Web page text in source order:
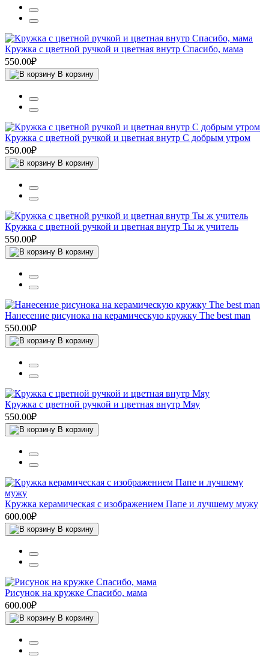
Кружка с цветной ручкой и цветная внутр Спасибо, мама
550.00₽
В корзину
Кружка с цветной ручкой и цветная внутр С добрым утром
550.00₽
В корзину
Кружка с цветной ручкой и цветная внутр Ты ж учитель
550.00₽
В корзину
Нанесение рисунока на керамическую кружку The best man
550.00₽
В корзину
Кружка с цветной ручкой и цветная внутр Мяу
550.00₽
В корзину
Кружка керамическая с изображением Папе и лучшему мужу
600.00₽
В корзину
Рисунок на кружке Спасибо, мама
600.00₽
В корзину